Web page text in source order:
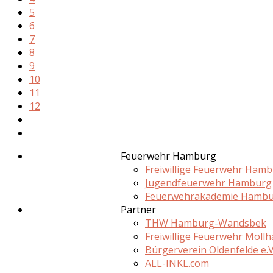
5
6
7
8
9
10
11
12
Feuerwehr Hamburg
Freiwillige Feuerwehr
Jugendfeuerwehr Hamburg
Feuerwehrakademie
Partner
THW Hamburg-Wandsbek
Freiwillige Feuerwehr
Bürgerverein Oldenfelde
ALL-INKL.com